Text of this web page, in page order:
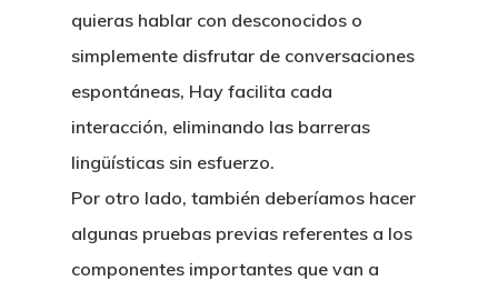
quieras hablar con desconocidos o
simplemente disfrutar de conversaciones
espontáneas, Hay facilita cada
interacción, eliminando las barreras
lingüísticas sin esfuerzo.
Por otro lado, también deberíamos hacer
algunas pruebas previas referentes a los
componentes importantes que van a